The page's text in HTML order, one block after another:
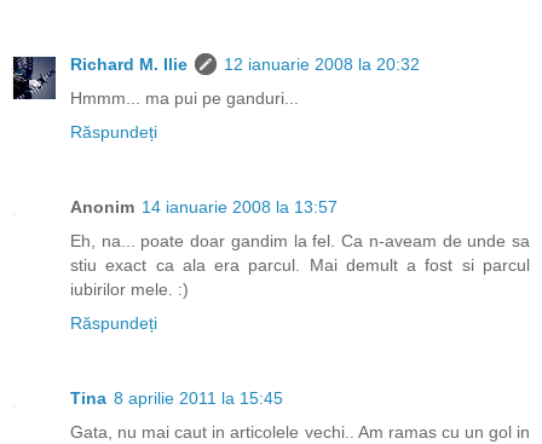
Richard M. Ilie
12 ianuarie 2008 la 20:32
Hmmm... ma pui pe ganduri...
Răspundeți
Anonim 14 ianuarie 2008 la 13:57
Eh, na... poate doar gandim la fel. Ca n-aveam de unde sa
stiu exact ca ala era parcul. Mai demult a fost si parcul
iubirilor mele. :)
Răspundeți
Tina 8 aprilie 2011 la 15:45
Gata, nu mai caut in articolele vechi.. Am ramas cu un gol in